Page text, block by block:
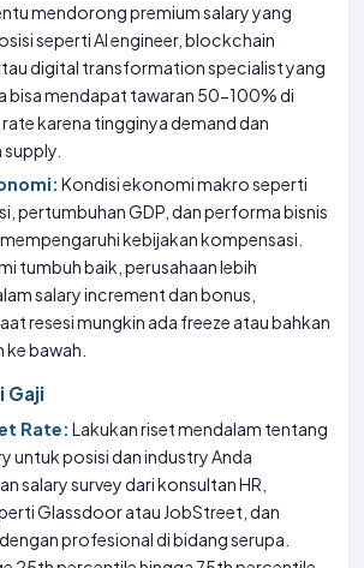
mendorong premium salary yang
seperti AI engineer, blockchain
digital transformation specialist yang
bisa mendapat tawaran 50-100% di
karena tingginya demand dan
Kondisi ekonomi makro seperti
pertumbuhan GDP, dan performa bisnis
kebijakan kompensasi.
tumbuh baik, perusahaan lebih
salary increment dan bonus,
resesi mungkin ada freeze atau bahkan
bawah.
Gaji
Rate: Lakukan riset mendalam tentang
untuk posisi dan industry Anda
salary survey dari konsultan HR,
Glassdoor atau JobStreet, dan
profesional di bidang serupa.